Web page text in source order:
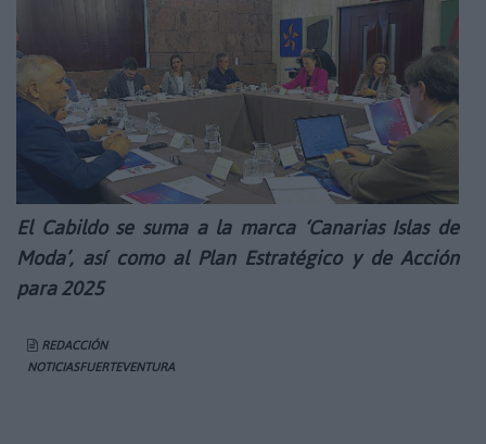
El Cabildo se suma a la marca ‘Canarias Islas de
Moda’, así como al Plan Estratégico y de Acción
para 2025
REDACCIÓN
NOTICIASFUERTEVENTURA